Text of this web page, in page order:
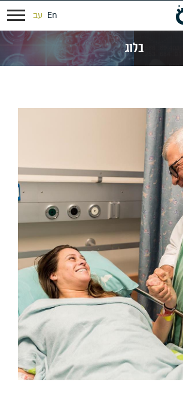
עב En
בלוג